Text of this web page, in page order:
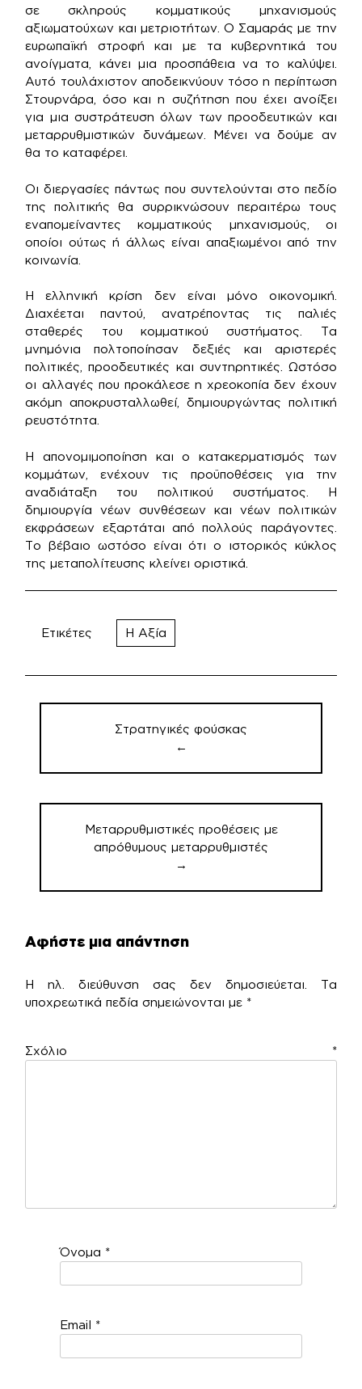
σε σκληρούς κομματικούς μηχανισμούς
αξιωματούχων και μετριοτήτων. Ο Σαμαράς με την
ευρωπαϊκή στροφή και με τα κυβερνητικά του
ανοίγματα, κάνει μια προσπάθεια να το καλύψει.
Αυτό τουλάχιστον αποδεικνύουν τόσο η περίπτωση
Στουρνάρα, όσο και η συζήτηση που έχει ανοίξει
για μια συστράτευση όλων των προοδευτικών και
μεταρρυθμιστικών δυνάμεων. Μένει να δούμε αν
θα το καταφέρει.
Οι διεργασίες πάντως που συντελούνται στο πεδίο
της πολιτικής θα συρρικνώσουν περαιτέρω τους
εναπομείναντες κομματικούς μηχανισμούς, οι
οποίοι ούτως ή άλλως είναι απαξιωμένοι από την
κοινωνία.
Η ελληνική κρίση δεν είναι μόνο οικονομική.
Διαχέεται παντού, ανατρέποντας τις παλιές
σταθερές του κομματικού συστήματος. Τα
μνημόνια πολτοποίησαν δεξιές και αριστερές
πολιτικές, προοδευτικές και συντηρητικές. Ωστόσο
οι αλλαγές που προκάλεσε η χρεοκοπία δεν έχουν
ακόμη αποκρυσταλλωθεί, δημιουργώντας πολιτική
ρευστότητα.
Η απονομιμοποίηση και ο κατακερματισμός των
κομμάτων, ενέχουν τις προϋποθέσεις για την
αναδιάταξη του πολιτικού συστήματος. Η
δημιουργία νέων συνθέσεων και νέων πολιτικών
εκφράσεων εξαρτάται από πολλούς παράγοντες.
Το βέβαιο ωστόσο είναι ότι ο ιστορικός κύκλος
της μεταπολίτευσης κλείνει οριστικά.
Ετικέτες Η Αξία
Πλοήγηση
Στρατηγικές φούσκας
←
Μεταρρυθμιστικές προθέσεις με
απρόθυμους μεταρρυθμιστές
→
Αφήστε μια απάντηση
Η ηλ. διεύθυνση σας δεν δημοσιεύεται.
Τα
υποχρεωτικά πεδία σημειώνονται με *
Σχόλιο *
Όνομα *
Email *